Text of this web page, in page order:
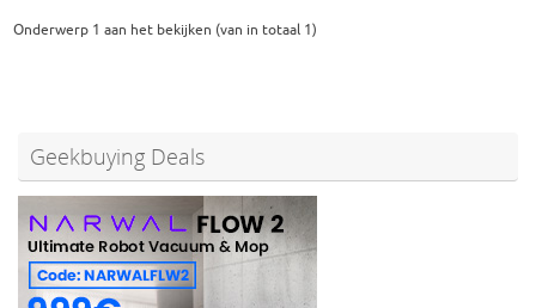
Onderwerp 1 aan het bekijken (van in totaal 1)
Geekbuying Deals